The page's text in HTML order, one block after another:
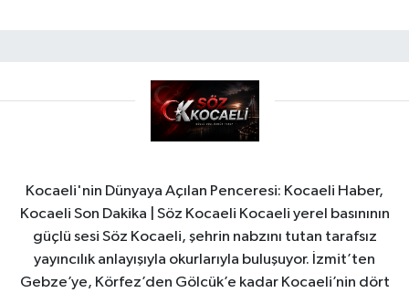
Kocaeli'nin Dünyaya Açılan Penceresi: Kocaeli Haber,
Kocaeli Son Dakika | Söz Kocaeli Kocaeli yerel basınının
güçlü sesi Söz Kocaeli, şehrin nabzını tutan tarafsız
yayıncılık anlayışıyla okurlarıyla buluşuyor. İzmit’ten
Gebze’ye, Körfez’den Gölcük’e kadar Kocaeli’nin dört